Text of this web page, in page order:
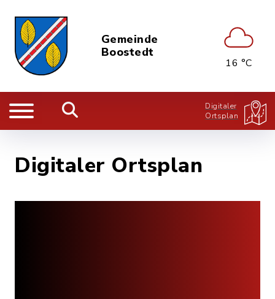
Gemeinde
Boostedt
16 °C
Digitaler
Ortsplan
Digitaler Ortsplan